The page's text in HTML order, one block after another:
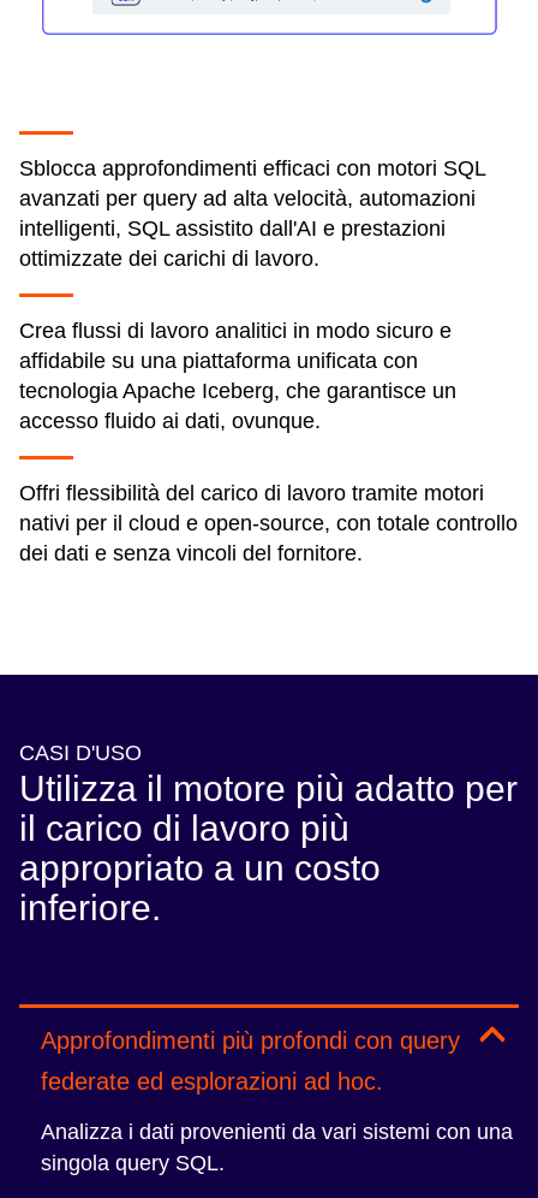
Sblocca approfondimenti efficaci con motori SQL
avanzati per query ad alta velocità, automazioni
intelligenti, SQL assistito dall'AI e prestazioni
ottimizzate dei carichi di lavoro.
Crea flussi di lavoro analitici in modo sicuro e
affidabile su una piattaforma unificata con
tecnologia Apache Iceberg, che garantisce un
accesso fluido ai dati, ovunque.
Offri flessibilità del carico di lavoro tramite motori
nativi per il cloud e open-source, con totale controllo
dei dati e senza vincoli del fornitore.
CASI D'USO
Utilizza il motore più adatto per
il carico di lavoro più
appropriato a un costo
inferiore.
Approfondimenti più profondi con query
federate ed esplorazioni ad hoc.
Analizza i dati provenienti da vari sistemi con una
singola query SQL.